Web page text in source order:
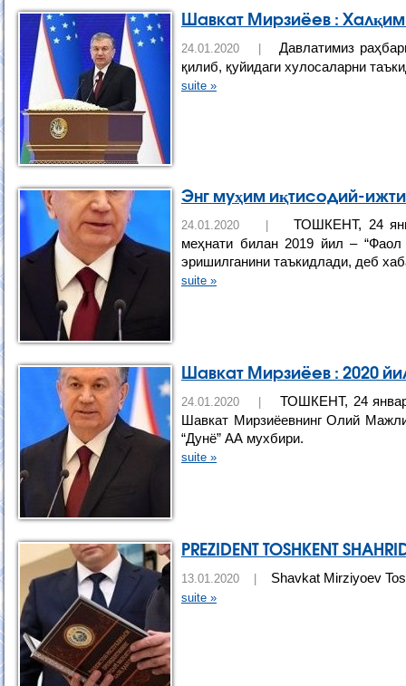
Шавкат Мирзиёев :
24.01.2020 |
Давлатимиз
қилиб, қуйидаги хулосаларни
suite »
Энг муҳим иқтисодий-
24.01.2020 |
ТОШКЕНТ, 24
меҳнати билан 2019 йил – “Фаол
эришилганини таъкидлади, деб
suite »
Шавкат Мирзиёев : 2020
24.01.2020 |
ТОШКЕНТ, 24
Шавкат Мирзиёевнинг Олий
“Дунё” АА мухбири.
suite »
PREZIDENT TOSHKENT
13.01.2020 | Shavkat Mirziyoev
suite »